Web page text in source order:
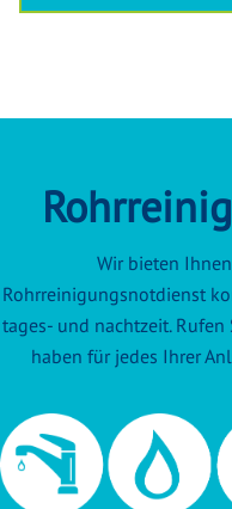
Wir bieten
Rohrreinigungsnotdienst
tages- und nachtzeit.
haben für jedes Ihrer